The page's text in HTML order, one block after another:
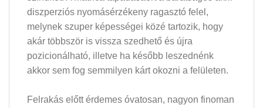
diszperziós nyomásérzékeny ragasztó felel,
melynek szuper képességei közé tartozik, hogy
akár többször is vissza szedhető és újra
pozicionálható, illetve ha később leszednénk
akkor sem fog semmilyen kárt okozni a felületen.
Felrakás előtt érdemes óvatosan, nagyon finoman